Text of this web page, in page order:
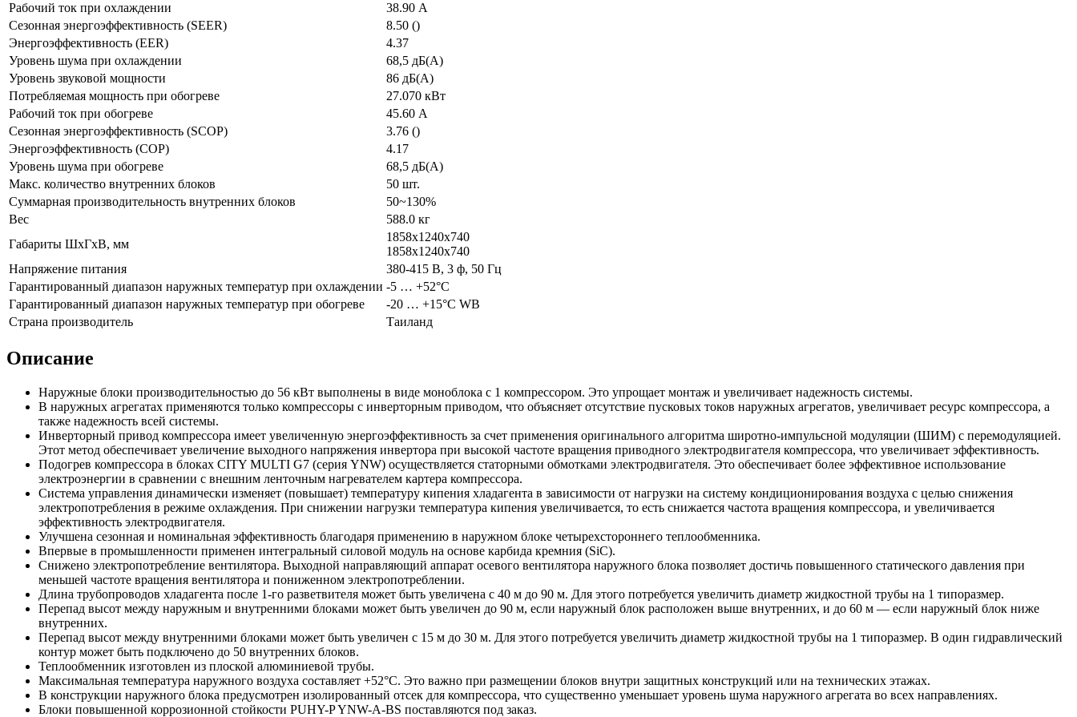
Рабочий ток при охлаждении
38.90 А
Сезонная энергоэффективность (SEER)
8.50 ()
Энергоэффективность (EER)
4.37
Уровень шума при охлаждении
68,5 дБ(А)
Уровень звуковой мощности
86 дБ(А)
Потребляемая мощность при обогреве
27.070 кВт
Рабочий ток при обогреве
45.60 А
Сезонная энергоэффективность (SCOP)
3.76 ()
Энергоэффективность (COP)
4.17
Уровень шума при обогреве
68,5 дБ(А)
Макс. количество внутренних блоков
50 шт.
Суммарная производительность внутренних блоков
50~130%
Вес
588.0 кг
Габариты ШхГхВ, мм
1858x1240x740
1858x1240x740
Напряжение питания
380-415 В, 3 ф, 50 Гц
Гарантированный диапазон наружных температур при охлаждении -5 … +52°C
Гарантированный диапазон наружных температур при обогреве
-20 … +15°C WB
Страна производитель
Таиланд
Описание
Наружные блоки производительностью до 56 кВт выполнены в виде моноблока с 1 компрессором. Это упрощает монтаж и увеличивает надежность системы.
В наружных агрегатах применяются только компрессоры с инверторным приводом, что объясняет отсутствие пусковых токов наружных агрегатов, увеличивает ресурс компрессора, а
также надежность всей системы.
Инверторный привод компрессора имеет увеличенную энергоэффективность за счет применения оригинального алгоритма широтно-импульсной модуляции (ШИМ) с перемодуляцией.
Этот метод обеспечивает увеличение выходного напряжения инвертора при высокой частоте вращения приводного электродвигателя компрессора, что увеличивает эффективность.
Подогрев компрессора в блоках CITY MULTI G7 (серия YNW) осуществляется статорными обмотками электродвигателя. Это обеспечивает более эффективное использование
электроэнергии в сравнении с внешним ленточным нагревателем картера компрессора.
Система управления динамически изменяет (повышает) температуру кипения хладагента в зависимости от нагрузки на систему кондиционирования воздуха с целью снижения
электропотребления в режиме охлаждения. При снижении нагрузки температура кипения увеличивается, то есть снижается частота вращения компрессора, и увеличивается
эффективность электродвигателя.
Улучшена сезонная и номинальная эффективность благодаря применению в наружном блоке четырехстороннего теплообменника.
Впервые в промышленности применен интегральный силовой модуль на основе карбида кремния (SiC).
Снижено электропотребление вентилятора. Выходной направляющий аппарат осевого вентилятора наружного блока позволяет достичь повышенного статического давления при
меньшей частоте вращения вентилятора и пониженном электропотреблении.
Длина трубопроводов хладагента после 1-го разветвителя может быть увеличена с 40 м до 90 м. Для этого потребуется увеличить диаметр жидкостной трубы на 1 типоразмер.
Перепад высот между наружным и внутренними блоками может быть увеличен до 90 м, если наружный блок расположен выше внутренних, и до 60 м — если наружный блок ниже
внутренних.
Перепад высот между внутренними блоками может быть увеличен с 15 м до 30 м. Для этого потребуется увеличить диаметр жидкостной трубы на 1 типоразмер. В один гидравлический
контур может быть подключено до 50 внутренних блоков.
Теплообменник изготовлен из плоской алюминиевой трубы.
Максимальная температура наружного воздуха составляет +52°С. Это важно при размещении блоков внутри защитных конструкций или на технических этажах.
В конструкции наружного блока предусмотрен изолированный отсек для компрессора, что существенно уменьшает уровень шума наружного агрегата во всех направлениях.
Блоки повышенной коррозионной стойкости PUHY-P YNW-A-BS поставляются под заказ.